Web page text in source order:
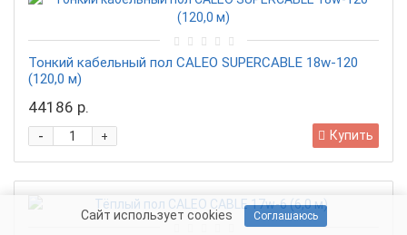
Тонкий кабельный пол CALEO SUPERCABLE 18w-120
(120,0 м)
44186 р.
+
- Купить
Сайт использует cookies Соглашаюсь